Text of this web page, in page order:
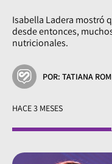
Isabella Ladera mostró
desde entonces,
nutricionales.
POR: TATIANA
HACE 3 MESES